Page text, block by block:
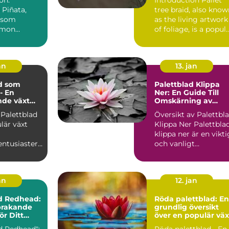
en populär
tree braid, also
as the living artwork
of foliage, is a
som
En
växt
växt
Dess
13. jan
Palettblad Klippa
Ner: En Guide Till
Omskärning av
Växt
Översikt av
Klippa Ner Palettblad
klippa ner är en
och vanligt
trädg...
Redhead:
Ditt
12. jan
Röda palettblad: En
grundlig översikt
över en populär